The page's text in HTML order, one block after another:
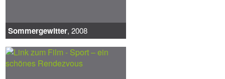
Sommergewitter, 2008